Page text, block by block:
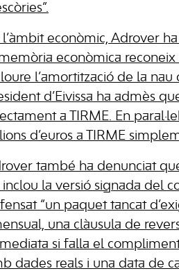
l’àmbit econòmic, Adrover
econòmica reconeix
l’amortització de la
d’Eivissa ha admès
a TIRME. En
d’euros a TIRME
també ha denunciat
inclou la versió signada del
“un paquet tancat
una clàusula de
si falla el
dades reals i una data de